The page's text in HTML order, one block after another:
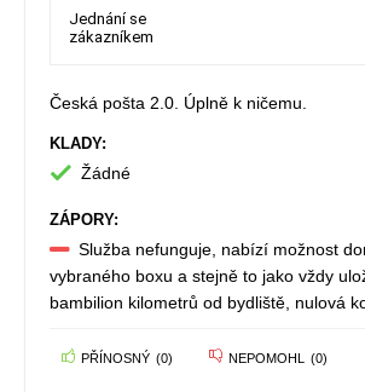
Jednání se
zákazníkem
Česká pošta 2.0. Úplně k ničemu.
KLADY:
Žádné
ZÁPORY:
Služba nefunguje, nabízí možnost
vybraného boxu a stejně to jako vždy
bambilion kilometrů od bydliště, nulová
PŘÍNOSNÝ (0) NEPOMOHL (0)